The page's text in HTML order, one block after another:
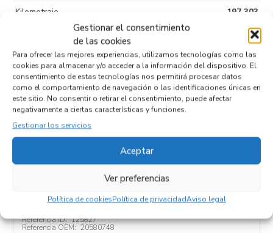
Gestionar el consentimiento
de las cookies
Para ofrecer las mejores experiencias, utilizamos tecnologías como las
cookies para almacenar y/o acceder a la información del dispositivo. El
consentimiento de estas tecnologías nos permitirá procesar datos
como el comportamiento de navegación o las identificaciones únicas en
este sitio. No consentir o retirar el consentimiento, puede afectar
negativamente a ciertas características y funciones.
Gestionar los servicios
Aceptar
Ver preferencias
Política de cookiesPolítica de privacidadAviso legal
Kilometraje
197.303
Diesel
Código motor
263A2000
Código cambio
Productos relacionados
PILOTO TRASERO IZQUIERDO 20580748
Recambios FIATII DOBLÒ (263) CARGO
Referencia ID: 125827
Referencia OEM: 20580748